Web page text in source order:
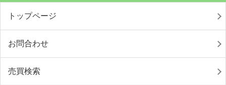
トップページ
お問合わせ
売買検索